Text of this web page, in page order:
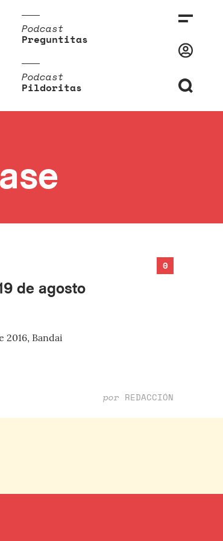
Podcast
Preguntitas
Podcast
Pildoritas
0
de agosto
2016, Bandai
por REDACCIÓN